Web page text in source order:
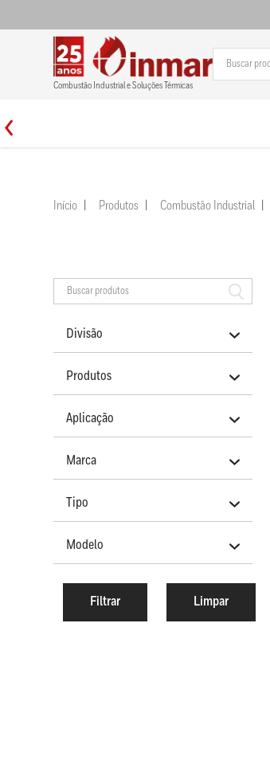
Combustão Industrial e Soluções Térmicas
Início Produtos Combustão Industrial
Divisão
Produtos
Aplicação
Marca
Tipo
Modelo